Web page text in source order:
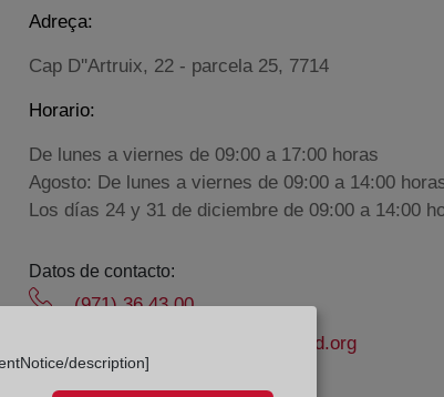
Adreça:
Cap D''Artruix, 22 - parcela 25, 7714
Horario:
De lunes a viernes de 09:00 a 17:00 horas
Agosto: De lunes a viernes de 09:00 a 14:00
Los días 24 y 31 de diciembre de 09:00 a 14:00
Datos de contacto:
(971) 36 43 00
mahon@registrodelapropiedad.org
Datos del Registrador:
description]